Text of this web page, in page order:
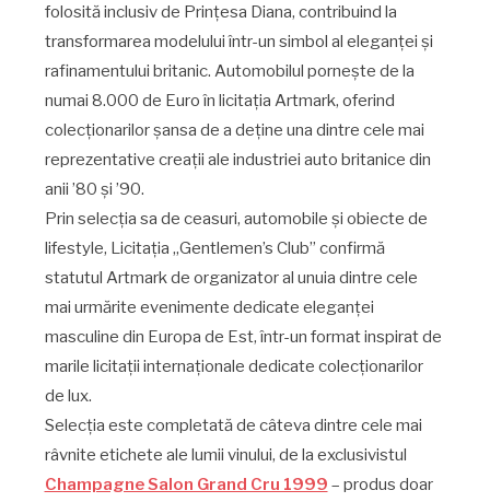
folosită inclusiv de Prințesa Diana, contribuind la
transformarea modelului într-un simbol al eleganței și
rafinamentului britanic. Automobilul pornește de la
numai 8.000 de Euro în licitația Artmark, oferind
colecționarilor șansa de a deține una dintre cele mai
reprezentative creații ale industriei auto britanice din
anii ’80 și ’90.
Prin selecția sa de ceasuri, automobile și obiecte de
lifestyle, Licitația „Gentlemen’s Club” confirmă
statutul Artmark de organizator al unuia dintre cele
mai urmărite evenimente dedicate eleganței
masculine din Europa de Est, într-un format inspirat de
marile licitații internaționale dedicate colecționarilor
de lux.
Selecția este completată de câteva dintre cele mai
râvnite etichete ale lumii vinului, de la exclusivistul
Champagne Salon Grand Cru 1999 – produs doar